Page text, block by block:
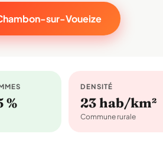
sur-Voueize
%
DENSITÉ
23 hab/km²
Commune rurale